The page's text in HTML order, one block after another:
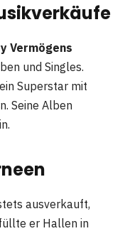
Vermögens
und Singles.
Superstar mit
Seine Alben
ausverkauft,
er Hallen in